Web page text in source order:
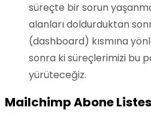
süreçte bir sorun
alanları doldurduktan
(dashboard) kısmına
sonra ki süreçlerimizi bu
yürüteceğiz.
Mailchimp Abone